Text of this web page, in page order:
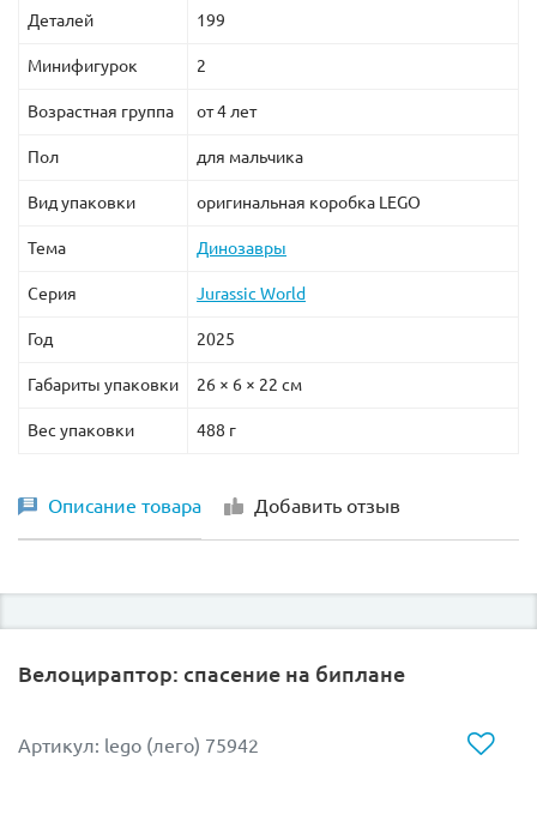
Деталей 199
Минифигурок 2
Возрастная группа от 4 лет
Пол для мальчика
Вид упаковки оригинальная коробка LEGO
Тема Динозавры
Серия Jurassic World
Год 2025
Габариты упаковки 26 × 6 × 22 см
Вес упаковки 488 г
Описание товара Добавить отзыв
Велоцираптор: спасение на биплане
Артикул: lego (лего) 75942